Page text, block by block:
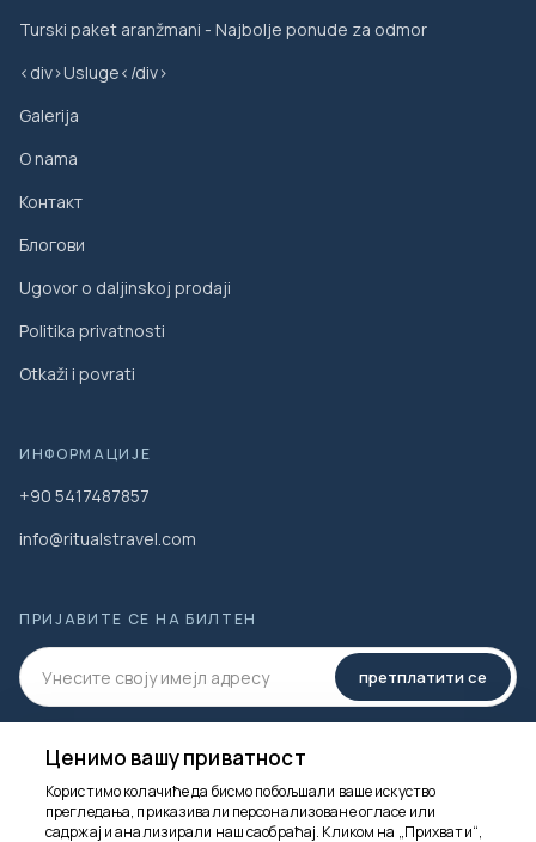
Turski paket aranžmani - Najbolje ponude za odmor
<div>Usluge</div>
Galerija
O nama
Контакт
Блогови
Ugovor o daljinskoj prodaji
Politika privatnosti
Otkaži i povrati
ИНФОРМАЦИЈЕ
+90 5417487857
info@ritualstravel.com
ПРИЈАВИТЕ СЕ НА БИЛТЕН
претплатити се
ДРУШТВЕНИ МЕДИЈИ
Ценимо вашу приватност
Користимо колачиће да бисмо побољшали ваше искуство
прегледања, приказивали персонализоване огласе или
садржај и анализирали наш саобраћај. Кликом на „Прихвати“,